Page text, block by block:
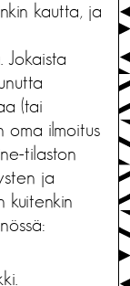
kautta, ja
Jokaista
(tai
oma ilmoitus
tilaston
ja
kuitenkin